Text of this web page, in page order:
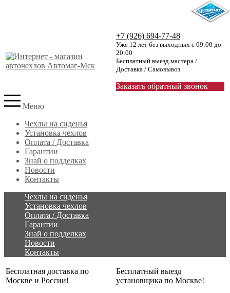
+7 (926) 694-77-48
Уже 12 лет без выходных с 09:00 до
20:00
Бесплатный выезд мастера /
Доставка / Самовывоз
Заказать обратный звонок
Меню
Чехлы на сиденья
Установка чехлов
Оплата / Доставка
Гарантии
Знай о подделках
Новости
Контакты
Чехлы на сиденья
Установка чехлов
Оплата / Доставка
Гарантии
Знай о подделках
Новости
Контакты
Бесплатная доставка по
Москве и России!
Бесплатный выезд
установщика по Москве!